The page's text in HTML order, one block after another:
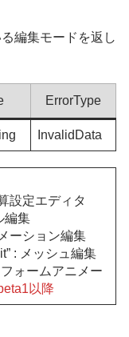
編集モードを返し
ErrorType
InvalidData
設定エディタ
編集
ーション編集
: メッシュ編集
ォームアニメー
以降